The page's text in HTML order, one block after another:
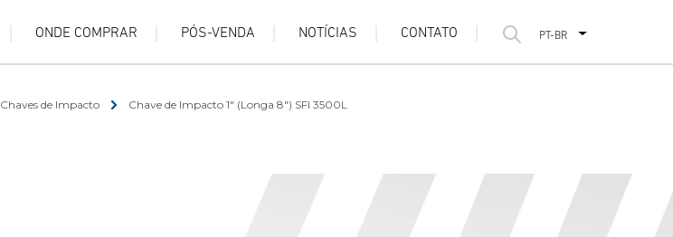
ONDE COMPRAR PÓS-VENDA NOTÍCIAS CONTATO PT-BR
Chaves de Impacto Chave de Impacto 1" (Longa 8") SFI 3500L